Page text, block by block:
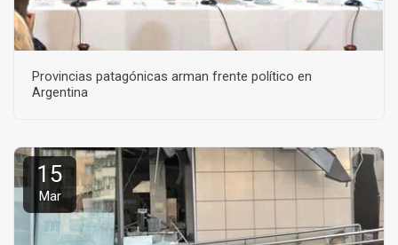
Provincias patagónicas arman frente político en
Argentina
15
Mar